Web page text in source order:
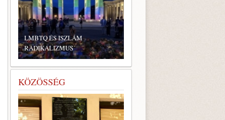
LMBTQ ÉS ISZLÁM
RADIKALIZMUS
KÖZÖSSÉG